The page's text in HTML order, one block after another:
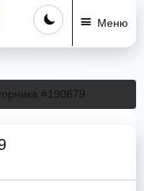
Меню
#190679